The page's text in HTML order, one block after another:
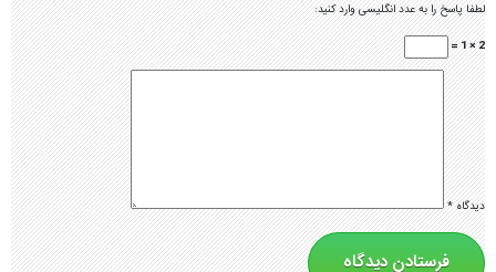
لطفا پاسخ را به عدد انگلیسی وارد کنید:
2 × 1 =
دیدگاه*